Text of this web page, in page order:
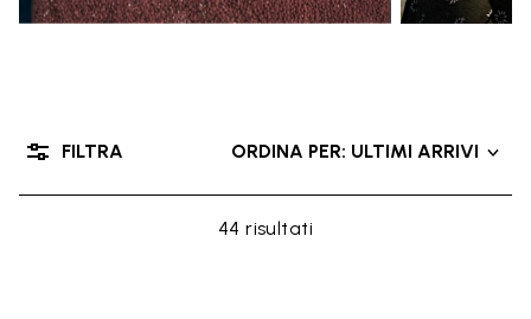
44 risultati
ORDINA PER: ULTIMI ARRIVI
FILTRA